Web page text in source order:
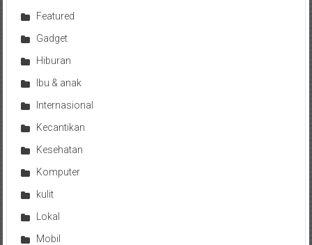
Featured
Gadget
Hiburan
Ibu & anak
Internasional
Kecantikan
Kesehatan
Komputer
kulit
Lokal
Mobil